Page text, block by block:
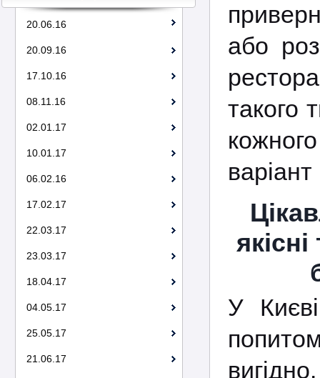
20.06.16
20.09.16
17.10.16
08.11.16
02.01.17
10.01.17
06.02.16
17.02.17
22.03.17
23.03.17
18.04.17
04.05.17
25.05.17
21.06.17
або
такого
варіант
У